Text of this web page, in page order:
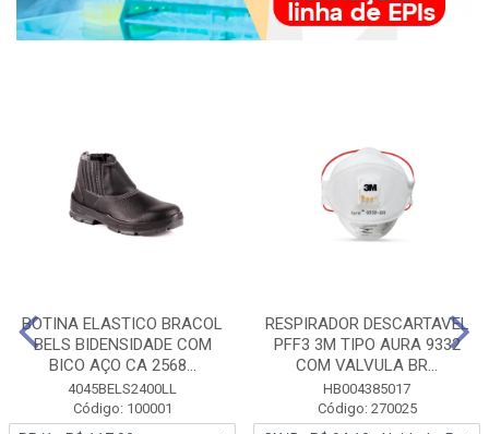
BOTINA ELASTICO BRACOL
BELS BIDENSIDADE COM
BICO AÇO CA 2568...
4045BELS2400LL
Código: 100001
RESPIRADOR DESCARTAVEL
PFF3 3M TIPO AURA 9332
COM VALVULA BR...
HB004385017
Código: 270025